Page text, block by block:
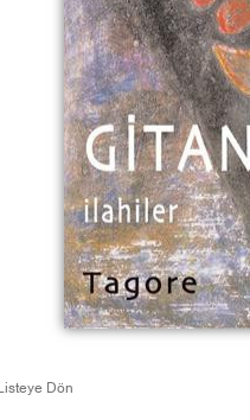
Listeye Dön